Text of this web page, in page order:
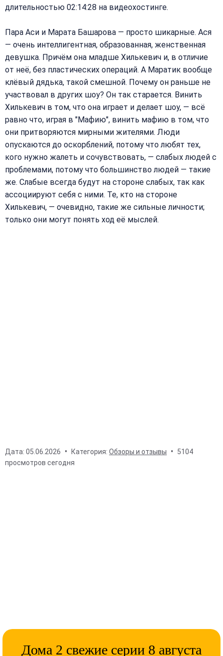
длительностью 02:14:28 на видеохостинге.
Пара Аси и Марата Башарова — просто шикарные. Ася
— очень интеллигентная, образованная, женственная
девушка. Причём она младше Хилькевич и, в отличие
от неё, без пластических операций. А Маратик вообще
клёвый дядька, такой смешной. Почему он раньше не
участвовал в других шоу? Он так старается. Винить
Хилькевич в том, что она играет и делает шоу, — всё
равно что, играя в "Мафию", винить мафию в том, что
они притворяются мирными жителями. Люди
опускаются до оскорблений, потому что любят тех,
кого нужно жалеть и сочувствовать, — слабых людей с
проблемами, потому что большинство людей — такие
же. Слабые всегда будут на стороне слабых, так как
ассоциируют себя с ними. Те, кто на стороне
Хилькевич, — очевидно, такие же сильные личности;
только они могут понять ход её мыслей.
Дата: 05.06.2026 Категория: Обзоры и отзывы
5104
просмотров сегодня
Дома 2 свежие серии 8 августа